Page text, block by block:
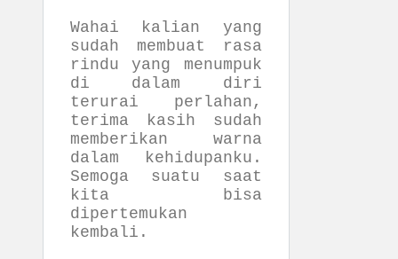
Wahai kalian yang
sudah membuat rasa
rindu yang menumpuk
di dalam diri
terurai perlahan,
terima kasih sudah
memberikan warna
dalam kehidupanku.
Semoga suatu saat
kita bisa
dipertemukan
kembali.